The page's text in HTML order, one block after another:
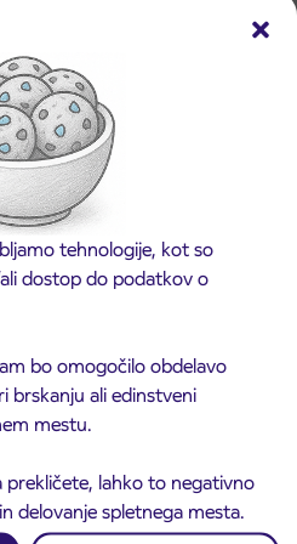
tehnologije, kot so
dostop do podatkov o
bo omogočilo obdelavo
brskanju ali edinstveni
mestu.
prekličete, lahko to negativno
delovanje spletnega mesta.
avtoceste in
linij